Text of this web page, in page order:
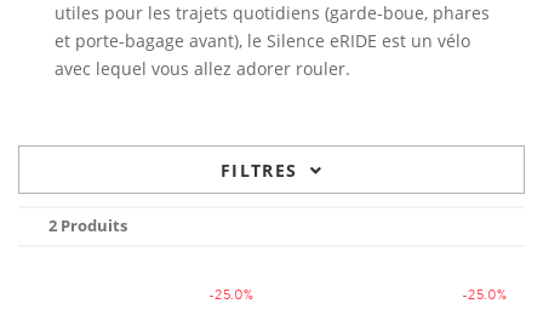
utiles pour les trajets quotidiens (garde-boue, phares
et porte-bagage avant), le Silence eRIDE est un vélo
avec lequel vous allez adorer rouler.
FILTRES
2 Produits
-25.0% -25.0%